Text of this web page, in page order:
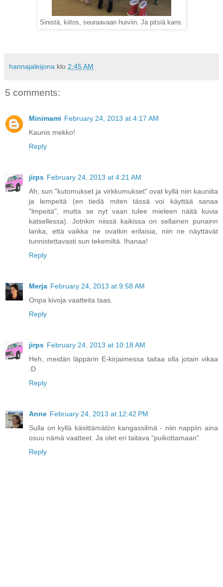
Sinistä, kiitos, seuraavaan huiviin. Ja pitsiä kans.
hannajaleijona klo 2:45 AM
5 comments:
Minimami February 24, 2013 at 4:17 AM
Kaunis mekko!
Reply
jirps February 24, 2013 at 4:21 AM
Ah, sun "kutomukset ja virkkumukset" ovat kyllä niin kauniita
ja lempeitä (en tiedä miten tässä voi käyttää sanaa
"lmpeitä", mutta se nyt vaan tulee mieleen näitä kuvia
katsellessa). Jotnkin niissä kaikissa on sellainen punainn
lanka, että vaikka ne ovatkin erilaisia, niin ne näyttävät
tunnistettavasti sun tekemiltä. Ihanaa!
Reply
Merja February 24, 2013 at 9:58 AM
Onpa kivoja vaatteita taas.
Reply
jirps February 24, 2013 at 10:18 AM
Heh, meidän läppärin E-kirjaimessa taitaa olla jotain vikaa
:D
Reply
Anne February 24, 2013 at 12:42 PM
Sulla on kyllä käsittämätön kangassilmä - niin nappiin aina
osuu nämä vaatteet. Ja olet eri taitava "puikottamaan".
Reply